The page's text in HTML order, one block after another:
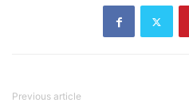
Previous article